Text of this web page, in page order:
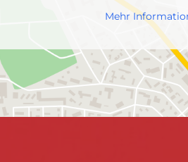
Mehr